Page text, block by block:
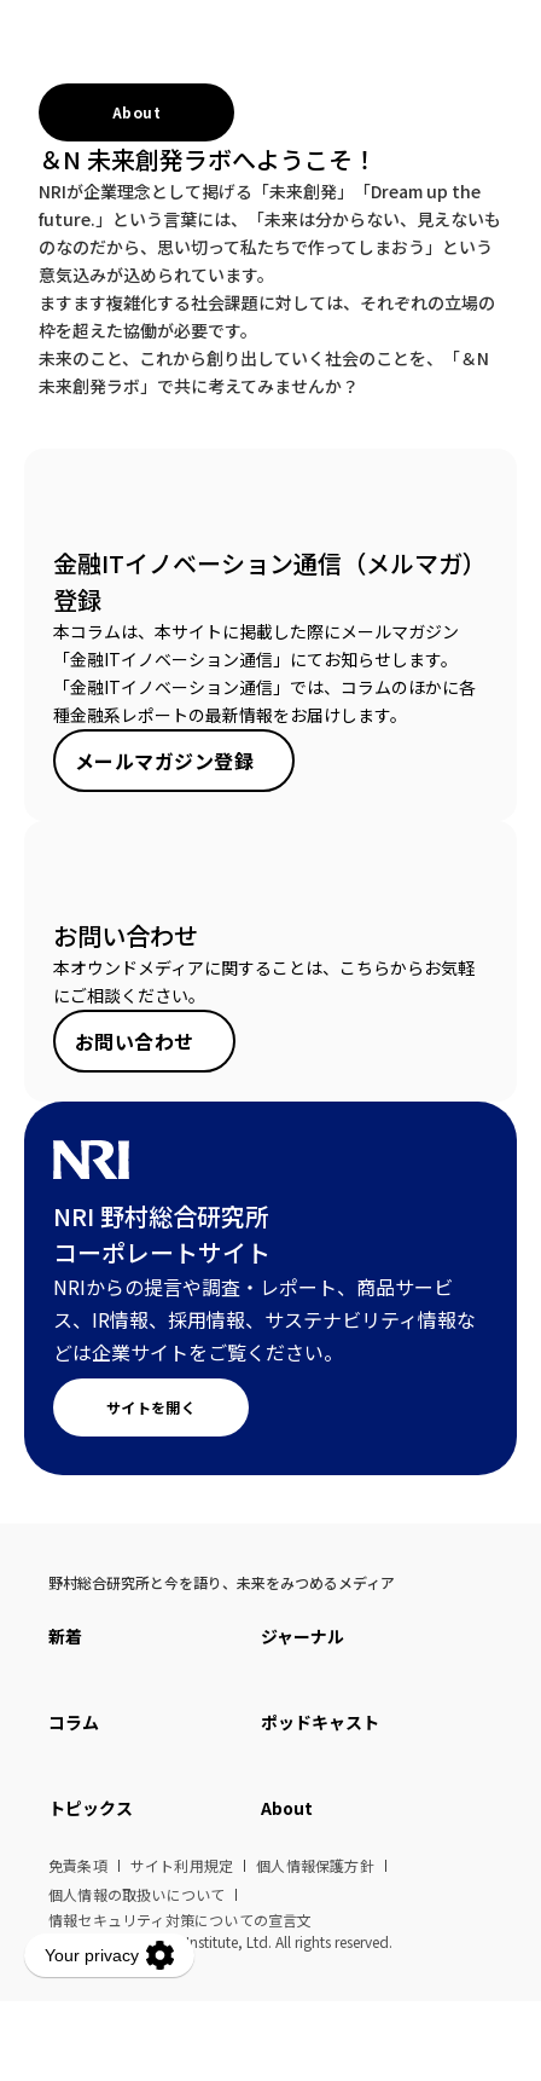
About
＆N 未来創発ラボへようこそ！
NRIが企業理念として掲げる「未来創発」「Dream up the
future.」という言葉には、「未来は分からない、見えないも
のなのだから、思い切って私たちで作ってしまおう」という
意気込みが込められています。
ますます複雑化する社会課題に対しては、それぞれの立場の
枠を超えた協働が必要です。
未来のこと、これから創り出していく社会のことを、「＆N
未来創発ラボ」で共に考えてみませんか？
金融ITイノベーション通信（メルマガ）
登録
本コラムは、本サイトに掲載した際にメールマガジン
「金融ITイノベーション通信」にてお知らせします。
「金融ITイノベーション通信」では、コラムのほかに各
種金融系レポートの最新情報をお届けします。
メールマガジン登録
お問い合わせ
本オウンドメディアに関することは、こちらからお気軽
にご相談ください。
お問い合わせ
NRI 野村総合研究所
コーポレートサイト
NRIからの提言や調査・レポート、商品サービ
ス、IR情報、採用情報、サステナビリティ情報な
どは企業サイトをご覧ください。
サイトを開く
野村総合研究所と今を語り、未来をみつめるメディア
新着 ジャーナル
コラム ポッドキャスト
トピックス About
免責条項 サイト利用規定
個人情報保護方針
個人情報の取扱いについて
情報セキュリティ対策についての宣言文
© Nomura Research Institute, Ltd. All rights reserved.